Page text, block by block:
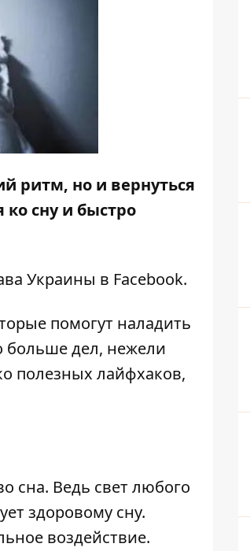
ритм, но и вернуться
ко сну и быстро
Украины в Facebook.
помогут наладить
больше дел, нежели
полезных лайфхаков,
сна. Ведь свет любого
здоровому сну.
воздействие.